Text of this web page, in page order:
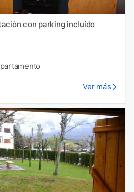
con parking incluído
Ver más